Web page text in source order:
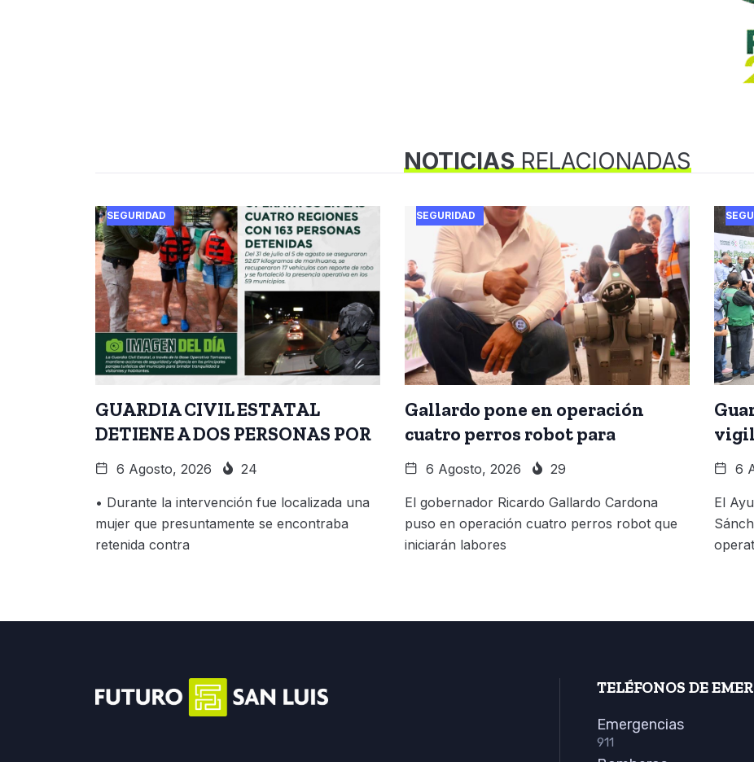
NOTICIASRELACIONADAS
SEGURIDAD
GUARDIA CIVIL ESTATAL
DETIENE A DOS PERSONAS POR
6 Agosto, 2026 24
• Durante la intervención fue localizada una
mujer que presuntamente se encontraba
retenida contra
SEGURIDAD
Gallardo pone en operación
cuatro perros robot para
6 Agosto, 2026 29
El gobernador Ricardo Gallardo Cardona
puso en operación cuatro perros robot que
iniciarán labores
6
El
TELÉFONOS DE
Emergencias
911